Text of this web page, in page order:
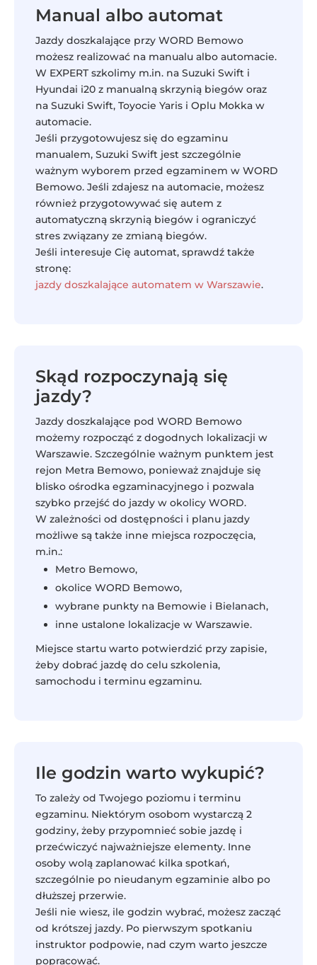
Manual albo automat
Jazdy doszkalające przy WORD Bemowo
możesz realizować na manualu albo automacie.
W EXPERT szkolimy m.in. na Suzuki Swift i
Hyundai i20 z manualną skrzynią biegów oraz
na Suzuki Swift, Toyocie Yaris i Oplu Mokka w
automacie.
Jeśli przygotowujesz się do egzaminu
manualem, Suzuki Swift jest szczególnie
ważnym wyborem przed egzaminem w WORD
Bemowo. Jeśli zdajesz na automacie, możesz
również przygotowywać się autem z
automatyczną skrzynią biegów i ograniczyć
stres związany ze zmianą biegów.
Jeśli interesuje Cię automat, sprawdź także
stronę:
jazdy doszkalające automatem w Warszawie.
Skąd rozpoczynają się
jazdy?
Jazdy doszkalające pod WORD Bemowo
możemy rozpocząć z dogodnych lokalizacji w
Warszawie. Szczególnie ważnym punktem jest
rejon Metra Bemowo, ponieważ znajduje się
blisko ośrodka egzaminacyjnego i pozwala
szybko przejść do jazdy w okolicy WORD.
W zależności od dostępności i planu jazdy
możliwe są także inne miejsca rozpoczęcia,
m.in.:
Metro Bemowo,
okolice WORD Bemowo,
wybrane punkty na Bemowie i Bielanach,
inne ustalone lokalizacje w Warszawie.
Miejsce startu warto potwierdzić przy zapisie,
żeby dobrać jazdę do celu szkolenia,
samochodu i terminu egzaminu.
Ile godzin warto wykupić?
To zależy od Twojego poziomu i terminu
egzaminu. Niektórym osobom wystarczą 2
godziny, żeby przypomnieć sobie jazdę i
przećwiczyć najważniejsze elementy. Inne
osoby wolą zaplanować kilka spotkań,
szczególnie po nieudanym egzaminie albo po
dłuższej przerwie.
Jeśli nie wiesz, ile godzin wybrać, możesz zacząć
od krótszej jazdy. Po pierwszym spotkaniu
instruktor podpowie, nad czym warto jeszcze
popracować.